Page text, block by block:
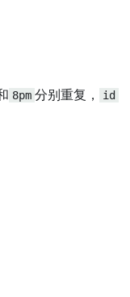
8pm 分别重复，
id